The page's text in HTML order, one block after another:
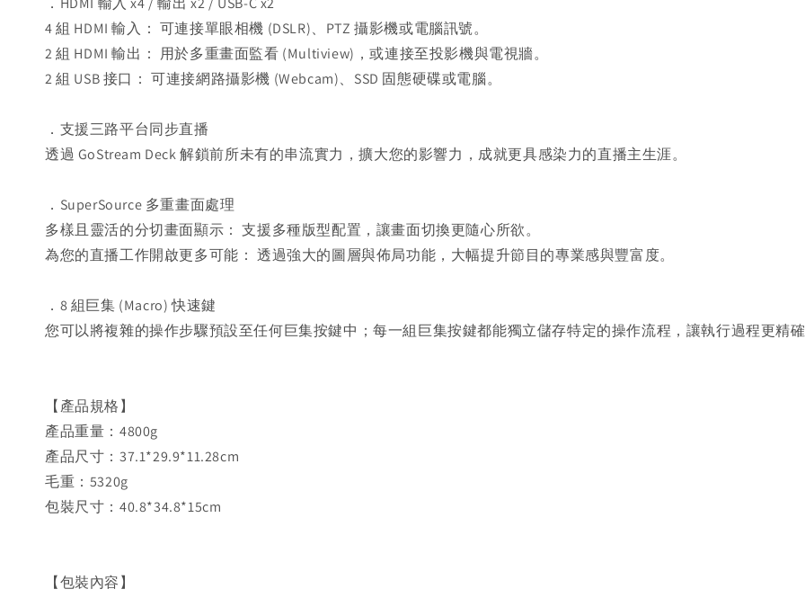
4 組 HDMI 輸入： 可連接單眼相機 (DSLR)、PTZ 攝影機或電腦訊號。
2 組 HDMI 輸出： 用於多重畫面監看 (Multiview)，或連接至投影機與電視牆。
2 組 USB 接口： 可連接網路攝影機 (Webcam)、SSD 固態硬碟或電腦。
．支援三路平台同步直播
透過 GoStream Deck 解鎖前所未有的串流實力，擴大您的影響力，成就更具感染力的直播主生涯。
．SuperSource 多重畫面處理
多樣且靈活的分切畫面顯示： 支援多種版型配置，讓畫面切換更隨心所欲。
為您的直播工作開啟更多可能： 透過強大的圖層與佈局功能，大幅提升節目的專業感與豐富度。
．8 組巨集 (Macro) 快速鍵
您可以將複雜的操作步驟預設至任何巨集按鍵中；每一組巨集按鍵都能獨立儲存特定的操作流程，讓執行過程更精
【產品規格】
產品重量：4800g
產品尺寸：37.1*29.9*11.28cm
毛重：5320g
包裝尺寸：40.8*34.8*15cm
【包裝內容】